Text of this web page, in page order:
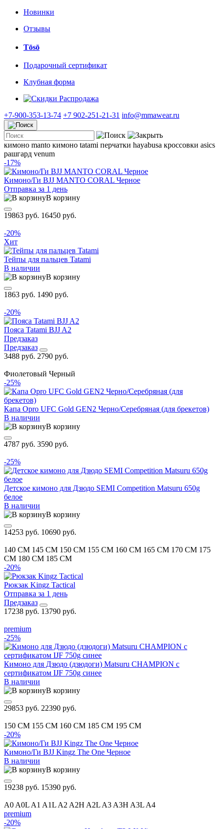
Новинки
Отзывы
Tōsō
Подарочный сертификат
Клубная форма
Распродажа
+7-900-353-13-74 +7 902-251-21-31 info@mmawear.ru
кимоно manto кимоно tatami перчатки hayabusa кроссовки asics
рашгард venum
-17%
Кимоно/Ги BJJ MANTO CORAL Черное
Отправка за 1 день
В корзину
19863 руб. 16450 руб.
-20%
Хит
Тейпы для пальцев Tatami
В наличии
В корзину
1863 руб. 1490 руб.
-20%
Пояса Tatami BJJ A2
Предзаказ
Предзаказ
3488 руб. 2790 руб.
Фиолетовый Черный
-25%
Капа Opro UFC Gold GEN2 Черно/Серебряная (для брекетов)
В наличии
В корзину
4787 руб. 3590 руб.
-25%
Детское кимоно для Дзюдо SEMI Competition Matsuru 650g
белое
В наличии
В корзину
14253 руб. 10690 руб.
140 CM 145 CM 150 CM 155 CM 160 CM 165 CM 170 CM 175
CM 180 CM 185 CM
-20%
Рюкзак Kingz Tactical
Отправка за 1 день
Предзаказ
17238 руб. 13790 руб.
premium
-25%
Кимоно для Дзюдо (дзюдоги) Matsuru CHAMPION с
сертификатом IJF 750g синее
В наличии
В корзину
29853 руб. 22390 руб.
150 CM 155 CM 160 CM 185 CM 195 CM
-20%
Кимоно/Ги BJJ Kingz The One Черное
В наличии
В корзину
19238 руб. 15390 руб.
A0 A0L A1 A1L A2 A2H A2L A3 A3H A3L A4
premium
-20%